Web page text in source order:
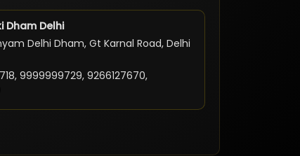
Dham Delhi
Delhi Dham, Gt Karnal Road, Delhi
9999999729, 9266127670,